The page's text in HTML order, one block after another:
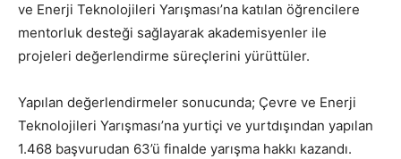
ve Enerji Teknolojileri Yarışması’na katılan öğrencilere
mentorluk desteği sağlayarak akademisyenler ile
projeleri değerlendirme süreçlerini yürüttüler.
Yapılan değerlendirmeler sonucunda; Çevre ve Enerji
Teknolojileri Yarışması’na yurtiçi ve yurtdışından yapılan
1.468 başvurudan 63’ü finalde yarışma hakkı kazandı.